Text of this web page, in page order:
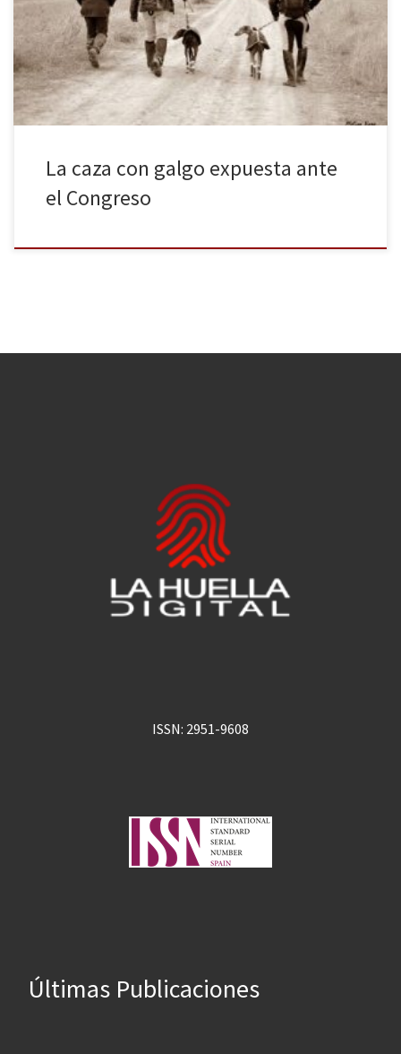
miércoles la propuesta de la prohibición de la caza con galgo en
España. Durante el primer foro del Congreso para acabar con el
maltrato del galgo se proyectó el documental Febrero, el […]
La caza con galgo expuesta ante
el Congreso
ISSN: 2951-9608
Últimas Publicaciones